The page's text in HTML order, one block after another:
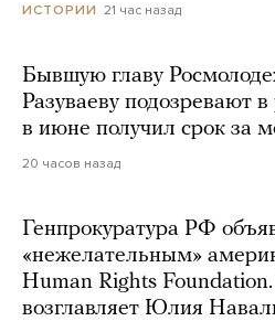
ИСТОРИИ 21 час назад
Бывшую главу
Разуваеву подозревают
в июне получил срок за
20 часов назад
Генпрокуратура РФ
«нежелательным»
Human Rights
возглавляет Юлия